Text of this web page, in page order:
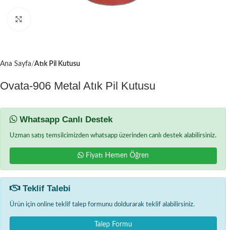
Ana Sayfa Atık Pil Kutusu
Ovata-906 Metal Atık Pil Kutusu
Whatsapp Canlı Destek
Uzman satış temsilcimizden whatsapp üzerinden canlı destek alabilirsiniz.
Fiyatı Hemen Öğren
Teklif Talebi
Ürün için online teklif talep formunu doldurarak teklif alabilirsiniz.
Talep Formu